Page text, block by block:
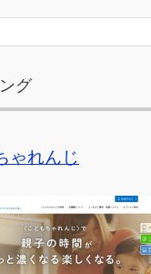
グ
ゃれんじ